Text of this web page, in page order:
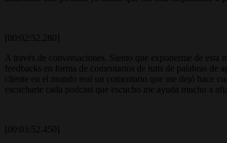
[00:02:52.280]
A través de conversaciones. Siento que exponerme de
feedbacks en forma de comentarios de tuits de palabras
cliente en el mundo real un comentario que me dejó hace
escucharte cada podcast que escucho me ayuda mucho a
[00:03:52.450]